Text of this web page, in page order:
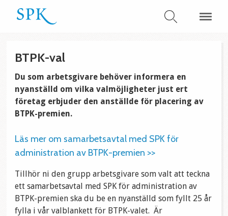
BTPK-val
Du som arbetsgivare behöver informera en
nyanställd om vilka valmöjligheter just ert
företag erbjuder den anställde för placering av
BTPK-premien.
Läs mer om samarbetsavtal med SPK för
administration av BTPK-premien >>
Tillhör ni den grupp arbetsgivare som valt att teckna
ett samarbetsavtal med SPK för administration av
BTPK-premien ska du be en nyanställd som fyllt 25 år
fylla i vår valblankett för BTPK-valet. Är